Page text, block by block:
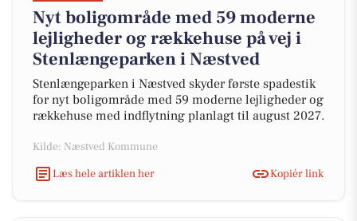
Nyt boligområde med 59 moderne
lejligheder og rækkehuse på vej i
Stenlængeparken i Næstved
Stenlængeparken i Næstved skyder første spadestik
for nyt boligområde med 59 moderne lejligheder og
rækkehuse med indflytning planlagt til august 2027.
Kilde: Næstved Kommune
Læs hele artiklen her
Kopiér link